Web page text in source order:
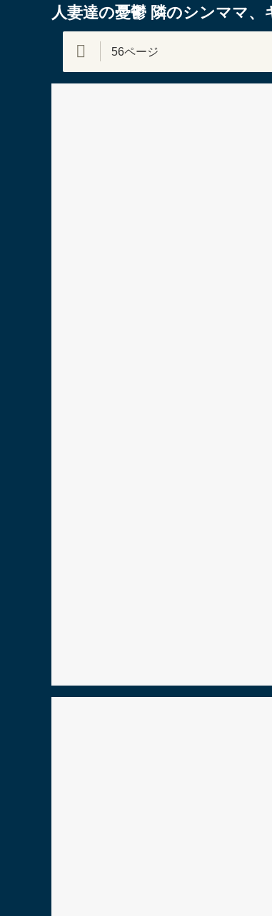
人妻達の憂鬱 隣のシンママ
56ページ